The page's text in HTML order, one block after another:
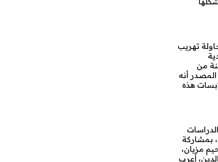
تهريب
من
أنه
هذه
بمشاركة
مزيان،
أعرب